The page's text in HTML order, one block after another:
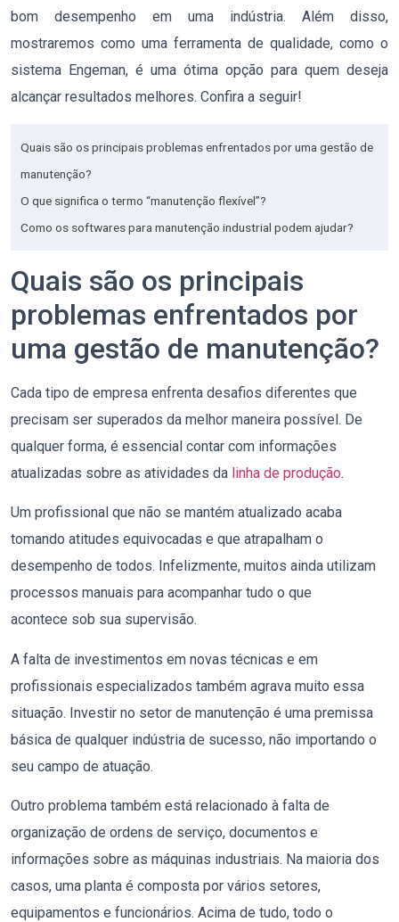
bom desempenho em uma indústria. Além disso,
mostraremos como uma ferramenta de qualidade, como o
sistema Engeman, é uma ótima opção para quem deseja
alcançar resultados melhores. Confira a seguir!
Quais são os principais problemas enfrentados por uma gestão de
manutenção?
O que significa o termo “manutenção flexível”?
Como os softwares para manutenção industrial podem ajudar?
Quais são os principais
problemas enfrentados por
uma gestão de manutenção?
Cada tipo de empresa enfrenta desafios diferentes que
precisam ser superados da melhor maneira possível. De
qualquer forma, é essencial contar com informações
atualizadas sobre as atividades da linha de produção.
Um profissional que não se mantém atualizado acaba
tomando atitudes equivocadas e que atrapalham o
desempenho de todos. Infelizmente, muitos ainda utilizam
processos manuais para acompanhar tudo o que
acontece sob sua supervisão.
A falta de investimentos em novas técnicas e em
profissionais especializados também agrava muito essa
situação. Investir no setor de manutenção é uma premissa
básica de qualquer indústria de sucesso, não importando o
seu campo de atuação.
Outro problema também está relacionado à falta de
organização de ordens de serviço, documentos e
informações sobre as máquinas industriais. Na maioria dos
casos, uma planta é composta por vários setores,
equipamentos e funcionários. Acima de tudo, todo o